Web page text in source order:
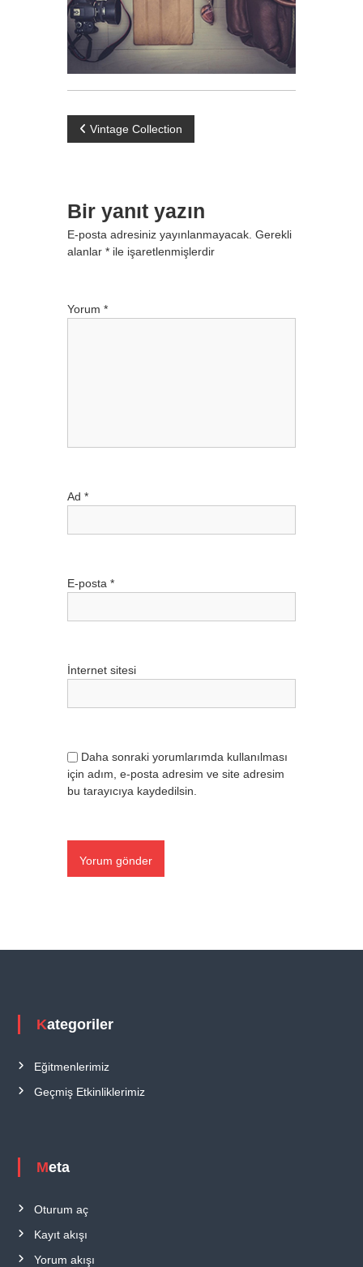
Y
z
ı
e
e
s
Vintage Collection
Bir yanıt yazın
E-posta adresiniz yayınlanmayacak. Gerekli
alanlar* ile işaretlenmişlerdir
Yorum*
Ad*
E-posta*
İnternet sitesi
Daha sonraki yorumlarımda kullanılması
için adım, e-posta adresim ve site adresim
bu tarayıcıya kaydedilsin.
Kategoriler
Eğitmenlerimiz
Geçmiş Etkinliklerimiz
Meta
Oturum aç
Kayıt akışı
Yorum akışı